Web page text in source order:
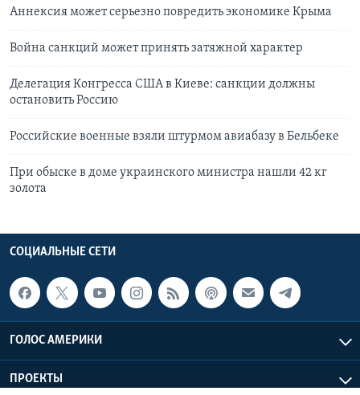
Аннексия может серьезно повредить экономике Крыма
Война санкций может принять затяжной характер
Делегация Конгресса США в Киеве: санкции должны
остановить Россию
Российские военные взяли штурмом авиабазу в Бельбеке
При обыске в доме украинского министра нашли 42 кг
золота
СОЦИАЛЬНЫЕ СЕТИ
ГОЛОС АМЕРИКИ
ПРОЕКТЫ